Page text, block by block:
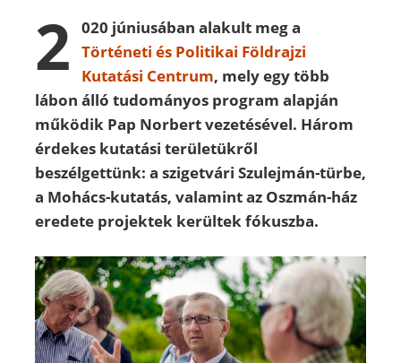
2
020 júniusában alakult meg a
Történeti és Politikai Földrajzi
Kutatási Centrum, mely egy több
lábon álló tudományos program alapján
működik Pap Norbert vezetésével. Három
érdekes kutatási területükről
beszélgettünk: a szigetvári Szulejmán-türbe,
a Mohács-kutatás, valamint az Oszmán-ház
eredete projektek kerültek fókuszba.